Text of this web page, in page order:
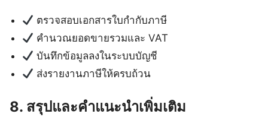
ตรวจสอบเอกสารใบกำกับภาษี
คำนวณยอดขายรวมและ VAT
บันทึกข้อมูลลงในระบบบัญชี
ส่งรายงานภาษีให้ครบถ้วน
8. สรุปและคำแนะนำเพิ่มเติม